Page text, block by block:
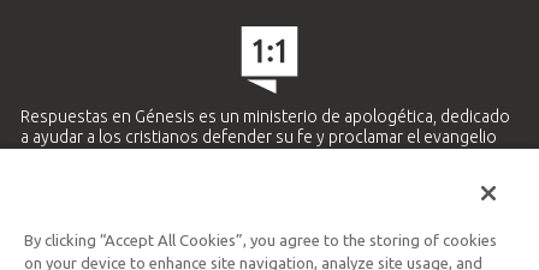
Respuestas en Génesis es un ministerio de apologética, dedicado
a ayudar a los cristianos defender su fe y proclamar el evangelio
Ministerio Hispano y Latinoamericano
By clicking “Accept All Cookies”, you agree to the storing of cookies
on your device to enhance site navigation, analyze site usage, and